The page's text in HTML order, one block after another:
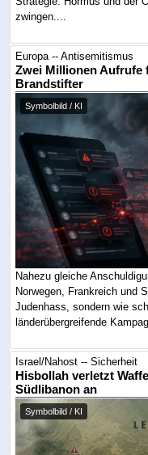
zwingen....
Europa -- Antisemitismus
Zwei Millionen Aufrufe
Brandstifter
Symbolbild / KI
Nahezu gleiche
Norwegen, Frankreich und
Judenhass, sondern wie
länderübergreifende
Israel/Nahost -- Sicherheit
Hisbollah verletzt
Südlibanon an
Symbolbild / KI